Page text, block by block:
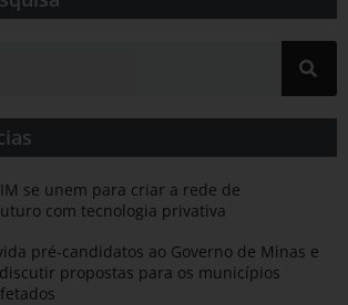
se unem para criar a rede de
com tecnologia privativa
pré-candidatos ao Governo de Minas e
propostas para os municípios